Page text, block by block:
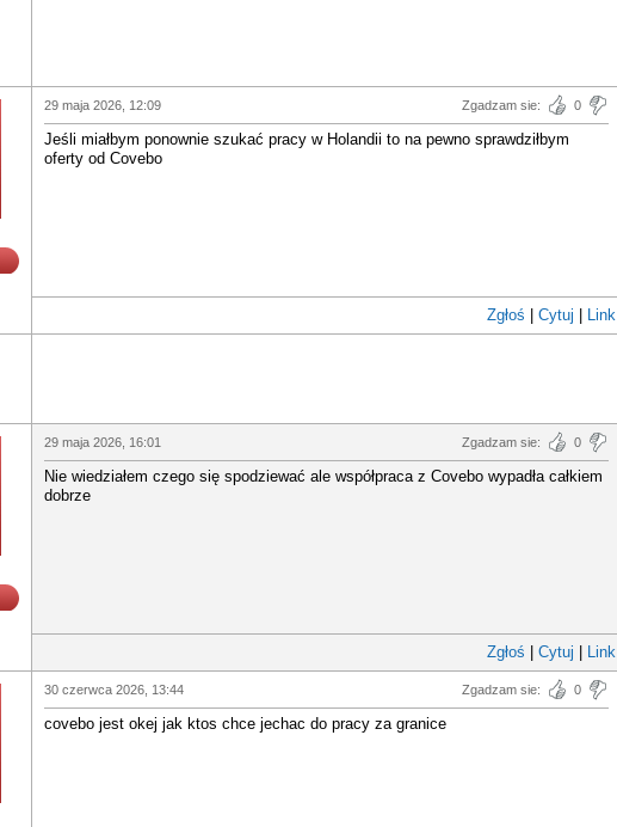
29 maja 2026, 12:09 Zgadzam sie: 0
Jeśli miałbym ponownie szukać pracy w Holandii to na pewno sprawdziłbym
oferty od Covebo
Zgłoś Cytuj Link
29 maja 2026, 16:01 Zgadzam sie: 0
Nie wiedziałem czego się spodziewać ale współpraca z Covebo wypadła całkiem
dobrze
Zgłoś Cytuj Link
30 czerwca 2026, 13:44 Zgadzam sie: 0
covebo jest okej jak ktos chce jechac do pracy za granice